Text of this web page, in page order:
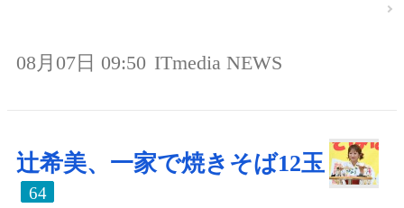
08月07日 09:50 ITmedia NEWS
辻希美、一家で焼きそば12玉
64